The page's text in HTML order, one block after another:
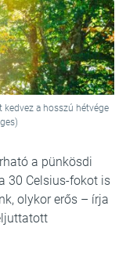
kedvez a hosszú hétvége
a pünkösdi
30 Celsius-fokot is
olykor erős – írja